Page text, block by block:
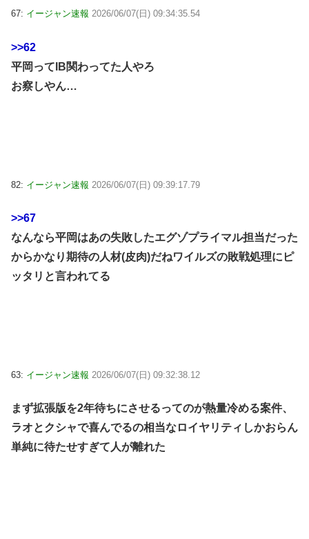
67: イージャン速報 2026/06/07(日) 09:34:35.54
>>62
平岡ってIB関わってた人やろ
お察しやん…
82: イージャン速報 2026/06/07(日) 09:39:17.79
>>67
なんなら平岡はあの失敗したエグゾプライマル担当だった
からかなり期待の人材(皮肉)だねワイルズの敗戦処理にピ
ッタリと言われてる
63: イージャン速報 2026/06/07(日) 09:32:38.12
まず拡張版を2年待ちにさせるってのが熱量冷める案件、
ラオとクシャで喜んでるの相当なロイヤリティしかおらん
単純に待たせすぎて人が離れた